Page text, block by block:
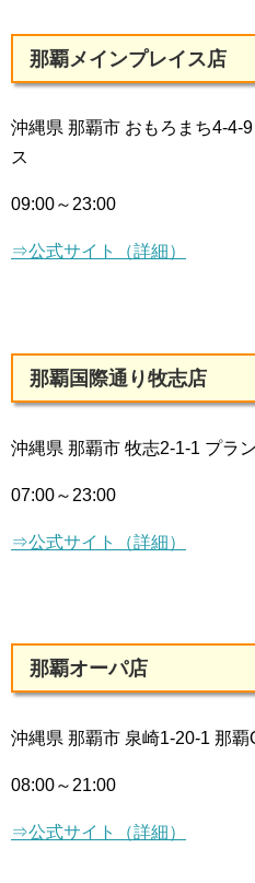
那覇メインプレイス店
沖縄県 那覇市 おもろまち4-4-
ス
09:00～23:00
⇒公式サイト（詳細）
那覇国際通り牧志店
沖縄県 那覇市 牧志2-1-1 プラ
07:00～23:00
⇒公式サイト（詳細）
那覇オーパ店
沖縄県 那覇市 泉崎1-20-1 那覇
08:00～21:00
⇒公式サイト（詳細）